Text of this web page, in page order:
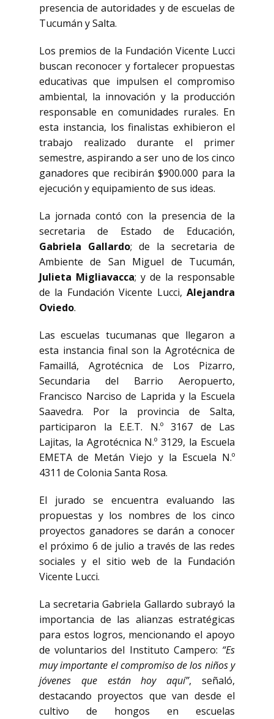
presencia de autoridades y de escuelas de
Tucumán y Salta.
Los premios de la Fundación Vicente Lucci
buscan reconocer y fortalecer propuestas
educativas que impulsen el compromiso
ambiental, la innovación y la producción
responsable en comunidades rurales. En
esta instancia, los finalistas exhibieron el
trabajo realizado durante el primer
semestre, aspirando a ser uno de los cinco
ganadores que recibirán $900.000 para la
ejecución y equipamiento de sus ideas.
La jornada contó con la presencia de la
secretaria de Estado de Educación,
Gabriela Gallardo; de la secretaria de
Ambiente de San Miguel de Tucumán,
Julieta Migliavacca; y de la responsable
de la Fundación Vicente Lucci, Alejandra
Oviedo.
Las escuelas tucumanas que llegaron a
esta instancia final son la Agrotécnica de
Famaillá, Agrotécnica de Los Pizarro,
Secundaria del Barrio Aeropuerto,
Francisco Narciso de Laprida y la Escuela
Saavedra. Por la provincia de Salta,
participaron la E.E.T. N.º 3167 de Las
Lajitas, la Agrotécnica N.º 3129, la Escuela
EMETA de Metán Viejo y la Escuela N.º
4311 de Colonia Santa Rosa.
El jurado se encuentra evaluando las
propuestas y los nombres de los cinco
proyectos ganadores se darán a conocer
el próximo 6 de julio a través de las redes
sociales y el sitio web de la Fundación
Vicente Lucci.
La secretaria Gabriela Gallardo subrayó la
importancia de las alianzas estratégicas
para estos logros, mencionando el apoyo
de voluntarios del Instituto Campero: “Es
muy importante el compromiso de los niños y
jóvenes que están hoy aquí”, señaló,
destacando proyectos que van desde el
cultivo de hongos en escuelas